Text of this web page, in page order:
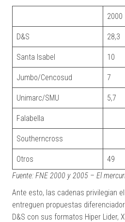
2000
D&S 28,3
Santa Isabel 10
Jumbo/Cencosud 7
Unimarc/SMU 5,7
Falabella
Southerncross
Otros 49
Fuente: FNE 2000 y 2005 – El
Ante esto, las cadenas privilegian
entreguen propuestas
D&S con sus formatos Hiper Lider,